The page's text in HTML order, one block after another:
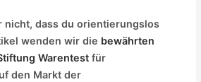
nicht, dass du orientierungslos
wenden wir die bewährten
Warentest für
den Markt der